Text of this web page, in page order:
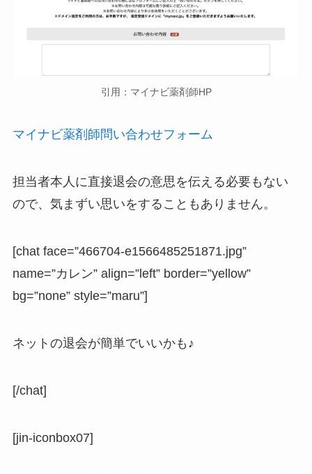
引用：マイナビ薬剤師HP
マイナビ薬剤師問い合わせフォーム
担当者本人に直接退会の意思を伝える必要もない
ので、気まずい思いをすることもありません。
[chat face=”466704-e1566485251871.jpg”
name=”カレン” align=”left” border=”yellow”
bg=”none” style=”maru”]
ネットの退会が簡単でいいかも♪
[/chat]
[jin-iconbox07]